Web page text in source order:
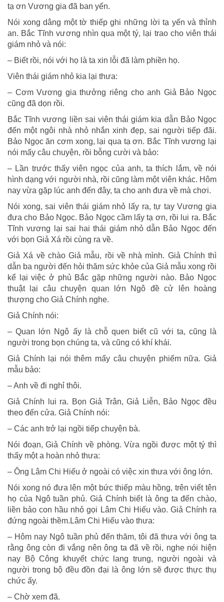
tạ ơn Vương gia đã ban yến.
Nói xong dâng một tờ thiếp ghi những lời tạ yến và thỉnh
an. Bắc Tĩnh vương nhìn qua một tý, lại trao cho viên thái
giám nhỏ và nói:
– Biết rồi, nói với họ là ta xin lỗi đã làm phiền họ.
Viên thái giám nhỏ kia lại thưa:
– Cơm Vương gia thưởng riêng cho anh Giả Bảo Ngọc
cũng đã dọn rồi.
Bắc Tĩnh vương liền sai viên thái giám kia dẫn Bảo Ngọc
đến một ngôi nhà nhỏ nhắn xinh đẹp, sai người tiếp đãi.
Bảo Ngọc ăn cơm xong, lại qua tạ ơn. Bắc Tĩnh vương lại
nói mấy câu chuyện, rồi bỗng cười và bảo:
– Lần trước thấy viên ngọc của anh, ta thích lắm, về nói
hình dạng với người nhà, rồi cũng làm một viên khác. Hôm
nay vừa gặp lúc anh đến đây, ta cho anh đưa về mà chơi.
Nói xong, sai viên thái giám nhỏ lấy ra, tự tay Vương gia
đưa cho Bảo Ngọc. Bảo Ngọc cầm lấy tạ ơn, rồi lui ra. Bắc
Tĩnh vương lại sai hai thái giám nhỏ dẫn Bảo Ngọc đến
với bọn Giả Xá rồi cùng ra về.
Giả Xá về chào Giả mẫu, rồi về nhà mình. Giả Chính thì
dẫn ba người đến hỏi thăm sức khỏe của Giả mẫu xong rồi
kể lại việc ở phủ Bắc gặp những người nào. Bảo Ngọc
thuật lại câu chuyện quan lớn Ngô đề cử lên hoàng
thượng cho Giả Chính nghe.
Giả Chính nói:
– Quan lớn Ngô ấy là chỗ quen biết cũ với ta, cũng là
người trong bọn chúng ta, và cũng có khí khái.
Giả Chính lại nói thêm mấy câu chuyện phiếm nữa. Giả
mẫu bảo:
– Anh về đi nghỉ thôi.
Giả Chính lui ra. Bọn Giả Trân, Giả Liễn, Bảo Ngọc đều
theo đến cửa. Giả Chính nói:
– Các anh trở lại ngồi tiếp chuyện bà.
Nói đoạn, Giả Chính về phòng. Vừa ngồi được một tý thì
thấy một a hoàn nhỏ thưa:
– Ông Lâm Chi Hiếu ở ngoài có việc xin thưa với ông lớn.
Nói xong nó đưa lên một bức thiếp màu hồng, trên viết tên
họ của Ngô tuần phủ. Giả Chính biết là ông ta đến chào,
liền bảo con hầu nhỏ gọi Lâm Chi Hiếu vào. Giả Chính ra
đứng ngoài thềm.Lâm Chi Hiếu vào thưa:
– Hôm nay Ngô tuần phủ đến thăm, tôi đã thưa với ông ta
rằng ông còn đi vắng nên ông ta đã về rồi, nghe nói hiện
nay Bộ Công khuyết chức lang trung, người ngoài và
người trong bộ đều đồn đại là ông lớn sẽ được thực thụ
chức ấy.
– Chờ xem đã.